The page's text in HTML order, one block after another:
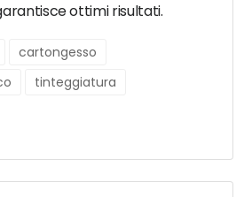
ottimi risultati.
cartongesso
tinteggiatura